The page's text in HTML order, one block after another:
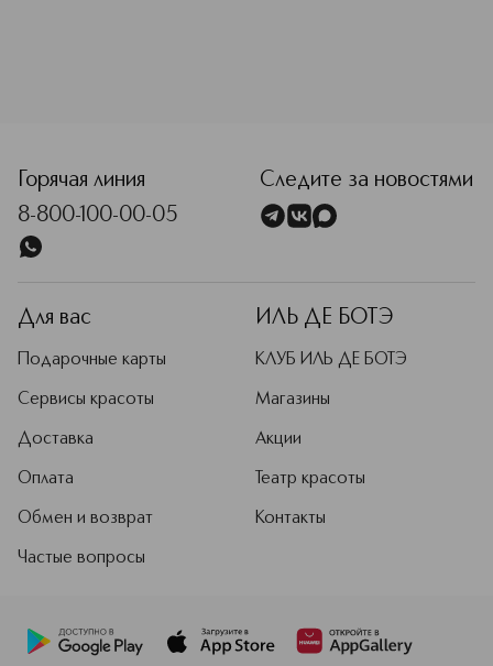
Горячая линия
8-800-100-00-05
Следите за новостями
Для вас
Подарочные карты
Сервисы красоты
Доставка
Оплата
Обмен и возврат
Частые вопросы
ИЛЬ ДЕ БОТЭ
КЛУБ ИЛЬ ДЕ БОТЭ
Магазины
Акции
Театр красоты
Контакты